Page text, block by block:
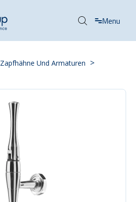
Menu
Zapfhähne Und Armaturen >